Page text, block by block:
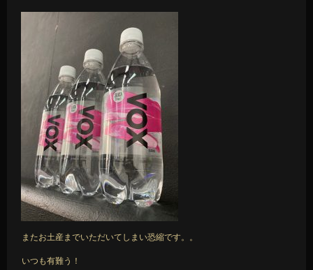
またお土産までいただいてしまい恐縮です。。
いつも有難う！